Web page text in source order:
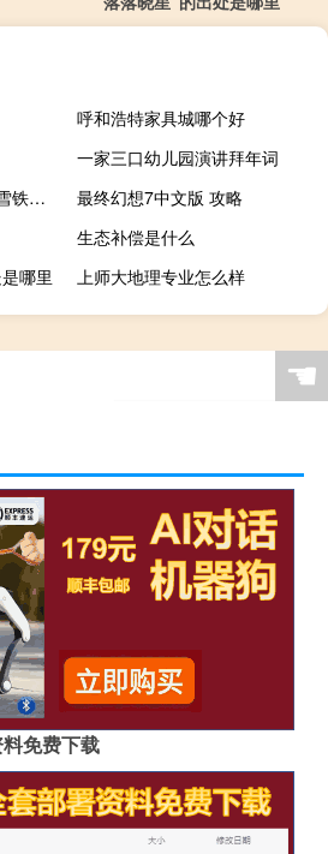
呼和浩特家具城哪个好
一家三口幼儿园演讲拜年词
车评头条：后起之秀 试雪铁龙C3-XR 1.6L自动智能版
最终幻想7中文版 攻略
生态补偿是什么
哪里
上师大地理专业怎么样
☚
免费下载